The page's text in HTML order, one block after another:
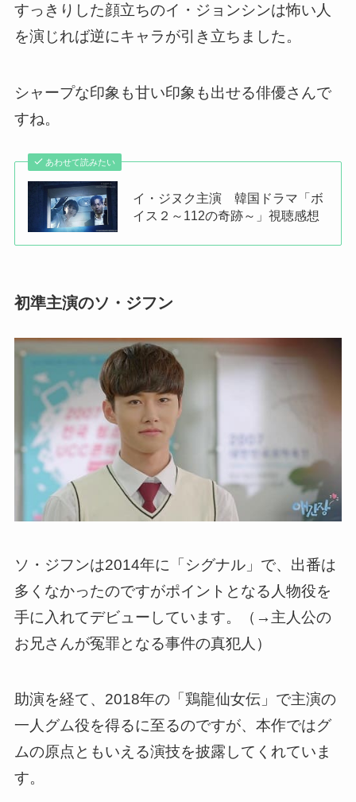
すっきりした顔立ちのイ・ジョンシンは怖い人
を演じれば逆にキャラが引き立ちました。
シャープな印象も甘い印象も出せる俳優さんで
すね。
あわせて読みたい
イ・ジヌク主演 韓国ドラマ「ボ
イス２～112の奇跡～」視聴感想
初準主演のソ・ジフン
ソ・ジフンは2014年に「シグナル」で、出番は
多くなかったのですがポイントとなる人物役を
手に入れてデビューしています。（→主人公の
お兄さんが冤罪となる事件の真犯人）
助演を経て、2018年の「鶏龍仙女伝」で主演の
一人グム役を得るに至るのですが、 本作ではグ
ムの原点ともいえる演技を披露してくれていま
す。